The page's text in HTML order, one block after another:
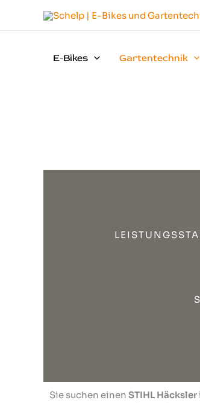
E-Bikes Gartentechnik
Sie suchen einen STIHL